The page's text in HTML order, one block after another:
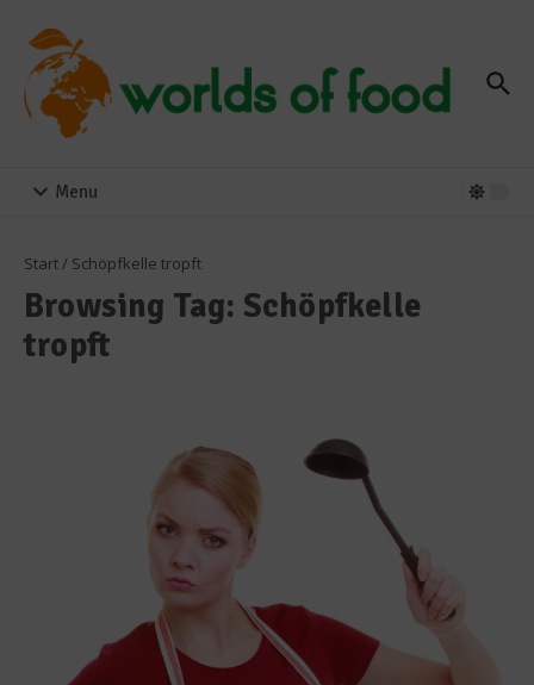
Menu
Start/ Schöpfkelle tropft
Browsing Tag: Schöpfkelle
tropft